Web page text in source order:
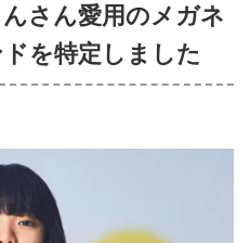
さん愛用のメガネ
を特定しました